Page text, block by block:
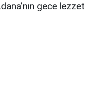
gece